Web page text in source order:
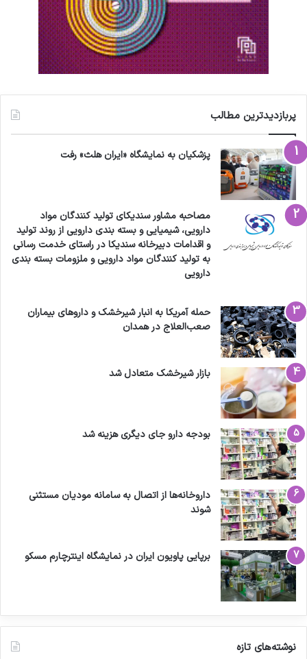
پربازدیدترین مطالب
پزشکیان به نمایشگاه «ایران هلث» رفت
مصاحبه مشاور سندیکای تولید کنندگان مواد
دارویی، شیمیایی و بسته بندی دارویی از روند تولید
و اقدامات دبیرخانه سندیکا در راستای خدمت رسانی
به تولید کنندگان مواد دارویی و ملزومات بسته بندی
دارویی
حمله آمریکا به انبار شیرخشک و داروهای بیماران
صعب‌العلاج در همدان
بازار شیرخشک متعادل شد
بودجه دارو جای دیگری هزینه شد
داروخانه‌ها از اتصال به سامانه مودیان مستثنی
شوند
برپایی پاویون ایران در نمایشگاه اینترچارم مسکو
نوشته‌های تازه